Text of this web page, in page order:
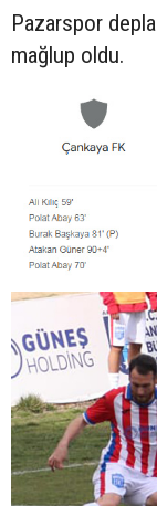
Pazarspor
mağlup oldu.